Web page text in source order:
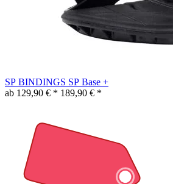
SP BINDINGS SP Base +
ab 129,90 € * 189,90 € *